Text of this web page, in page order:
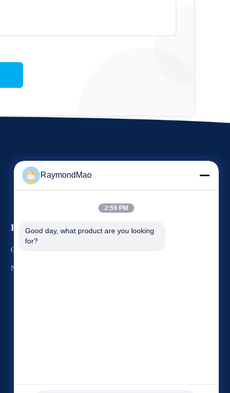
Evenementen
Gevallen
Nieuws
Verzoek om een Citaat
RaymondMao
2:59 PM
Good day, what product are you looking
for?